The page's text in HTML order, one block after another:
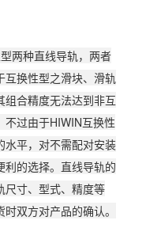
两种直线导轨，两者
换性型之滑块、滑轨
合精度无法达到非互
过由于HIWIN互换性
水平，对不需配对安装
利的选择。直线导轨的
尺寸、型式、精度等
双方对产品的确认。